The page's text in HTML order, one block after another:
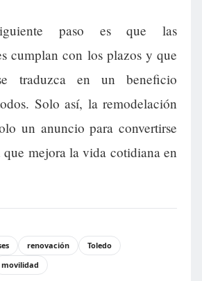
paso es que las
cumplan con los plazos y que
traduzca en un beneficio
Solo así, la remodelación
un anuncio para convertirse
mejora la vida cotidiana en
renovación
Toledo
movilidad